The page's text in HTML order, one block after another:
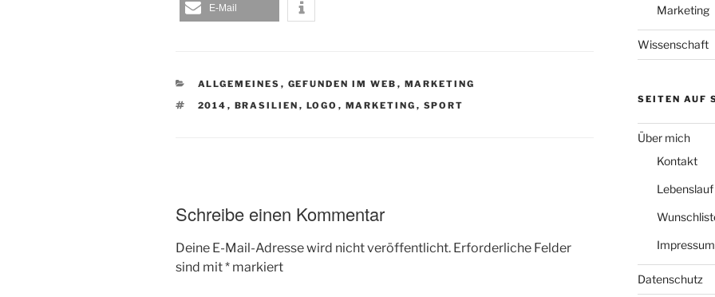
E-Mail
KATEGORIEN
ALLGEMEINES , GEFUNDEN IM WEB , MARKETING
SCHLAGWÖRTER
2014 , BRASILIEN , LOGO , MARKETING , SPORT
Schreibe einen Kommentar
Deine E-Mail-Adresse wird nicht veröffentlicht. Erforderliche Felder
sind mit* markiert
Marketing
Wissenschaft
SEITEN AUF
Über mich
Kontakt
Lebenslauf
Impressum
Datenschutz